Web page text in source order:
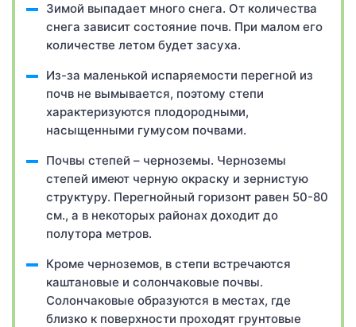
Зимой выпадает много снега. От количества
снега зависит состояние почв. При малом его
количестве летом будет засуха.
Из-за маленькой испаряемости перегной из
почв не вымывается, поэтому степи
характеризуются плодородными,
насыщенными гумусом почвами.
Почвы степей – черноземы. Черноземы
степей имеют черную окраску и зернистую
структуру. Перегнойный горизонт равен 50-80
см., а в некоторых районах доходит до
полутора метров.
Кроме черноземов, в степи встречаются
каштановые и солончаковые почвы.
Солончаковые образуются в местах, где
близко к поверхности проходят грунтовые